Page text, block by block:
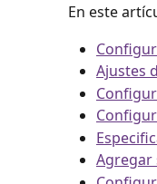
En este
Ajustes
Agregar